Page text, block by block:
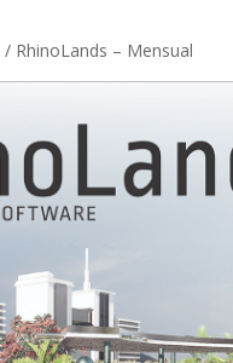
/ RhinoLands – Mensual